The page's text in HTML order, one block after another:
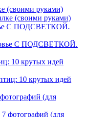
(своими руками)
С ПОДСВЕТКОЙ.
10 крутых идей
(для